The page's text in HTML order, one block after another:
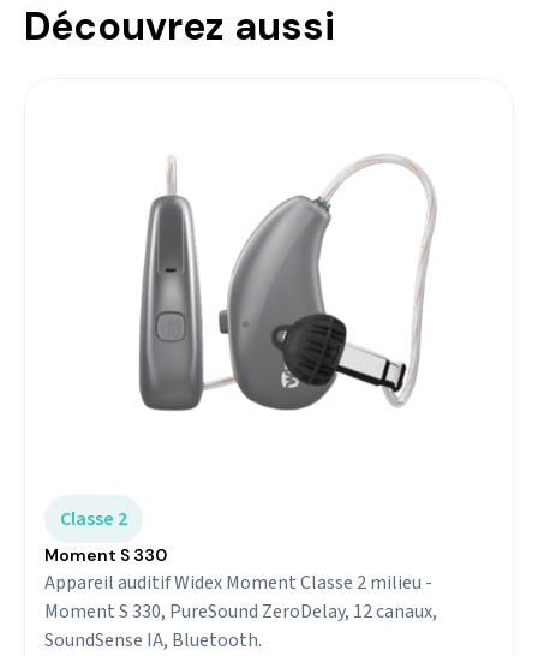
Découvrez aussi
Classe 2
Moment S 330
Appareil auditif Widex Moment Classe 2 milieu -
Moment S 330, PureSound ZeroDelay, 12 canaux,
SoundSense IA, Bluetooth.